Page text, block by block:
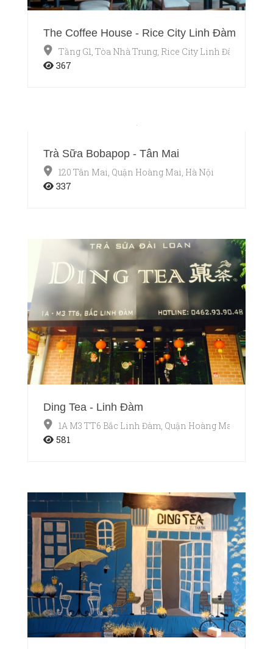
The Coffee House - Rice City Linh Đàm
Tầng G1, Tòa Nhà Trung, Rice City Linh Đàm, Quận
367
Trà Sữa Bobapop - Tân Mai
120 Tân Mai, Quận Hoàng Mai, Hà Nội
337
Ding Tea - Linh Đàm
1A M3 TT6 Bắc Linh Đàm, Quận Hoàng Mai, Hà Nội
581